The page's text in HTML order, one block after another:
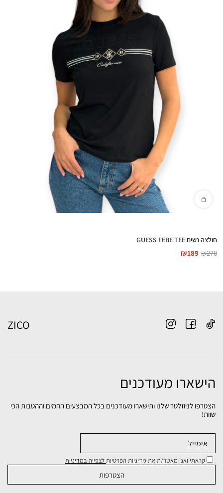
חולצה נשים GUESS FEBE TEE
₪270
₪189
ZICO
הישארו מעודכנים
הצטרפו לניוזלטר שלנו ותישארו מעודכנים בכל המבצעים החמים וההטבות הכי
שוות!
קראתי ואני מאשר/ת את מדיניות הפרטיותלצפייה במדיניות